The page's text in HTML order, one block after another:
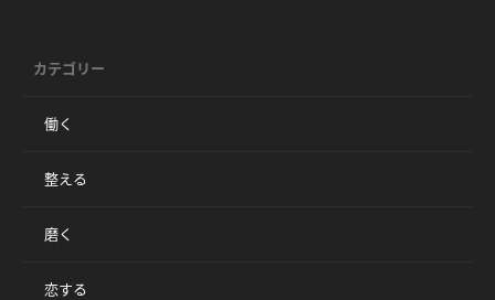
カテゴリー
働く
整える
磨く
恋する